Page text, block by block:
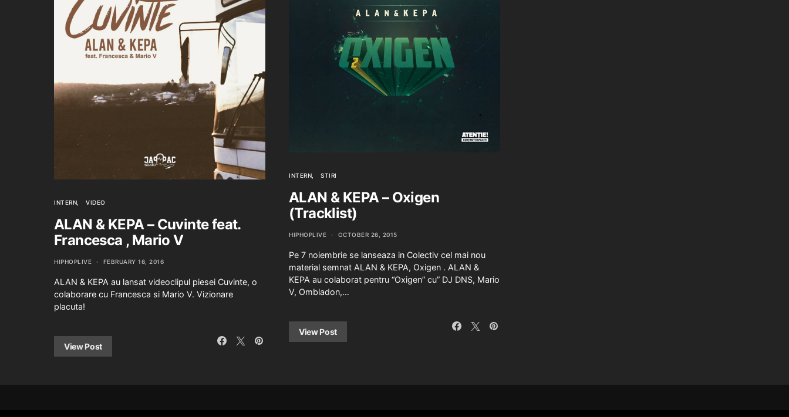
INTERN VIDEO
ALAN & KEPA – Cuvinte feat.
Francesca , Mario V
HIPHOPLIVE FEBRUARY 16, 2016
ALAN & KEPA au lansat videoclipul piesei Cuvinte, o
colaborare cu Francesca si Mario V. Vizionare
placuta!
View Post
INTERN STIRI
ALAN & KEPA – Oxigen
(Tracklist)
HIPHOPLIVE OCTOBER 26, 2015
Pe 7 noiembrie se lanseaza in Colectiv cel mai nou
material semnat ALAN & KEPA, Oxigen . ALAN &
KEPA au colaborat pentru “Oxigen” cu” DJ DNS, Mario
V, Ombladon,…
View Post